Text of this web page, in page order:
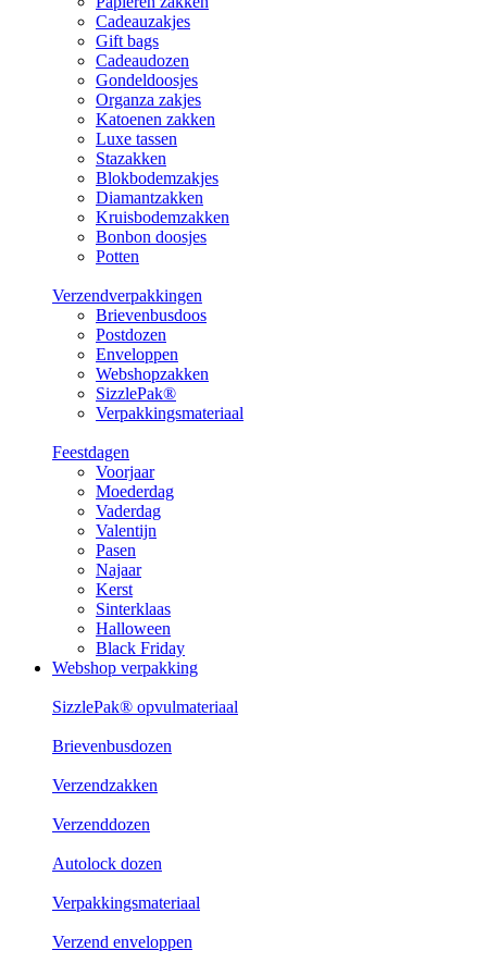
Cadeauzakjes
Gift bags
Cadeaudozen
Gondeldoosjes
Organza zakjes
Katoenen zakken
Luxe tassen
Stazakken
Blokbodemzakjes
Diamantzakken
Kruisbodemzakken
Bonbon doosjes
Potten
Verzendverpakkingen
Brievenbusdoos
Postdozen
Enveloppen
Webshopzakken
SizzlePak®
Verpakkingsmateriaal
Feestdagen
Voorjaar
Moederdag
Vaderdag
Valentijn
Pasen
Najaar
Kerst
Sinterklaas
Halloween
Black Friday
Webshop verpakking
SizzlePak® opvulmateriaal
Brievenbusdozen
Verzendzakken
Verzenddozen
Autolock dozen
Verpakkingsmateriaal
Verzend enveloppen